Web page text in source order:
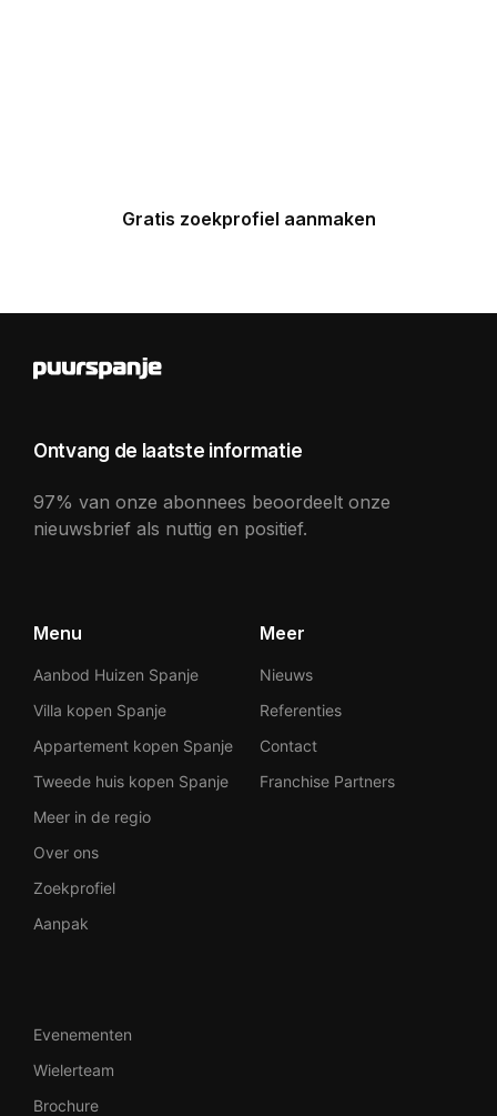
Gratis zoekprofiel aanmaken
Ontvang de laatste informatie
97% van onze abonnees beoordeelt onze
nieuwsbrief als nuttig en positief.
Menu
Aanbod Huizen Spanje
Villa kopen Spanje
Appartement kopen Spanje
Tweede huis kopen Spanje
Meer in de regio
Over ons
Zoekprofiel
Aanpak
Meer
Nieuws
Referenties
Contact
Franchise Partners
Evenementen
Wielerteam
Brochure